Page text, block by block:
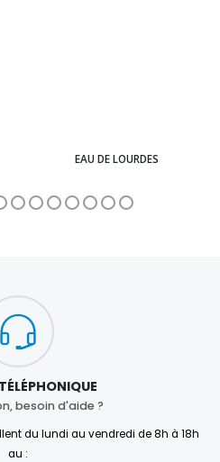
EAU DE LOURDES
besoin d'aide ?
du lundi au vendredi de 8h à 18h
au :